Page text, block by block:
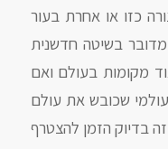
כזו או אחרת בעור
בשיטה חדשנית
מקומות בעולם ואם
שכובש את עולם